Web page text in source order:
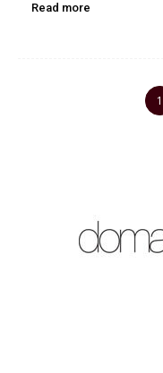
Read more
1